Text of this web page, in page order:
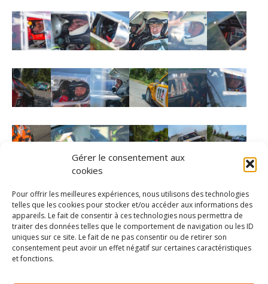
Gérer le consentement aux
cookies
Pour offrir les meilleures expériences, nous utilisons des technologies
telles que les cookies pour stocker et/ou accéder aux informations des
appareils. Le fait de consentir à ces technologies nous permettra de
traiter des données telles que le comportement de navigation ou les ID
uniques sur ce site. Le fait de ne pas consentir ou de retirer son
consentement peut avoir un effet négatif sur certaines caractéristiques
et fonctions.